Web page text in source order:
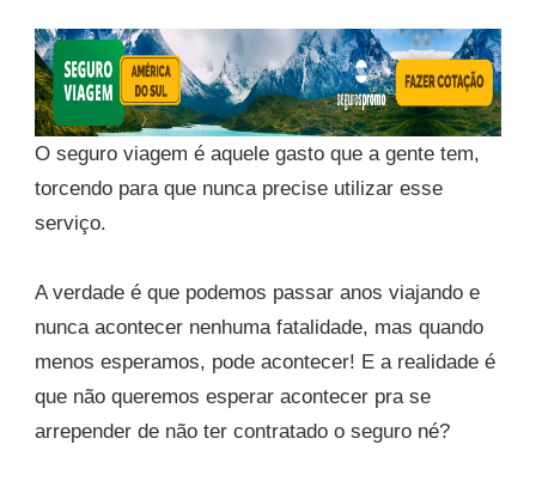
O seguro viagem é aquele gasto que a gente tem,
torcendo para que nunca precise utilizar esse
serviço.
A verdade é que podemos passar anos viajando e
nunca acontecer nenhuma fatalidade, mas quando
menos esperamos, pode acontecer! E a realidade é
que não queremos esperar acontecer pra se
arrepender de não ter contratado o seguro né?